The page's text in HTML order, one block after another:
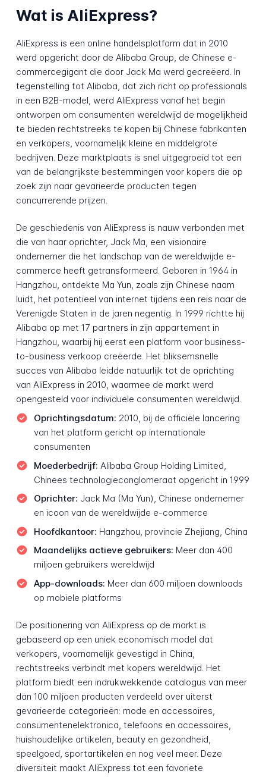
Wat is AliExpress?
AliExpress is een online handelsplatform dat in 2010
werd opgericht door de Alibaba Group, de Chinese e-
commercegigant die door Jack Ma werd gecreëerd. In
tegenstelling tot Alibaba, dat zich richt op professionals
in een B2B-model, werd AliExpress vanaf het begin
ontworpen om consumenten wereldwijd de mogelijkheid
te bieden rechtstreeks te kopen bij Chinese fabrikanten
en verkopers, voornamelijk kleine en middelgrote
bedrijven. Deze marktplaats is snel uitgegroeid tot een
van de belangrijkste bestemmingen voor kopers die op
zoek zijn naar gevarieerde producten tegen
concurrerende prijzen.
De geschiedenis van AliExpress is nauw verbonden met
die van haar oprichter, Jack Ma, een visionaire
ondernemer die het landschap van de wereldwijde e-
commerce heeft getransformeerd. Geboren in 1964 in
Hangzhou, ontdekte Ma Yun, zoals zijn Chinese naam
luidt, het potentieel van internet tijdens een reis naar de
Verenigde Staten in de jaren negentig. In 1999 richtte hij
Alibaba op met 17 partners in zijn appartement in
Hangzhou, waarbij hij eerst een platform voor business-
to-business verkoop creëerde. Het bliksemsnelle
succes van Alibaba leidde natuurlijk tot de oprichting
van AliExpress in 2010, waarmee de markt werd
opengesteld voor individuele consumenten wereldwijd.
Oprichtingsdatum: 2010, bij de officiële lancering
van het platform gericht op internationale
consumenten
Moederbedrijf: Alibaba Group Holding Limited,
Chinees technologieconglomeraat opgericht in 1999
Oprichter: Jack Ma (Ma Yun), Chinese ondernemer
en icoon van de wereldwijde e-commerce
Hoofdkantoor: Hangzhou, provincie Zhejiang, China
Maandelijks actieve gebruikers: Meer dan 400
miljoen gebruikers wereldwijd
App-downloads: Meer dan 600 miljoen downloads
op mobiele platforms
De positionering van AliExpress op de markt is
gebaseerd op een uniek economisch model dat
verkopers, voornamelijk gevestigd in China,
rechtstreeks verbindt met kopers wereldwijd. Het
platform biedt een indrukwekkende catalogus van meer
dan 100 miljoen producten verdeeld over uiterst
gevarieerde categorieën: mode en accessoires,
consumentenelektronica, telefoons en accessoires,
huishoudelijke artikelen, beauty en gezondheid,
speelgoed, sportartikelen en nog veel meer. Deze
diversiteit maakt AliExpress tot een favoriete